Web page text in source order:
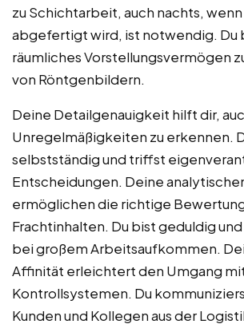
zu Schichtarbeit, auch nachts,
abgefertigt wird, ist notwendig. Du
räumliches Vorstellungsvermögen
von Röntgenbildern.
Deine Detailgenauigkeit hilft dir,
Unregelmäßigkeiten zu erkennen.
selbstständig und triffst
Entscheidungen. Deine
ermöglichen die richtige
Frachtinhalten. Du bist geduldig
bei großem Arbeitsaufkommen.
Affinität erleichtert den Umgang
Kontrollsystemen. Du
Kunden und Kollegen aus der